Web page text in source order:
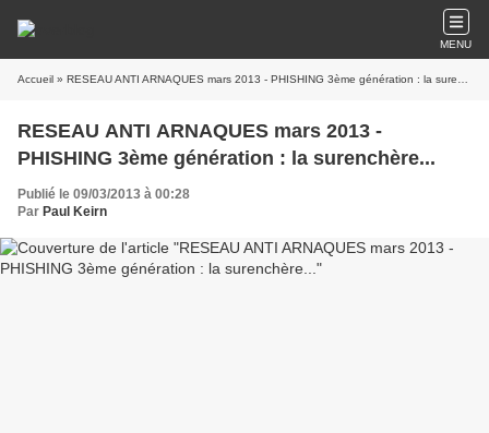
MENU
Accueil » RESEAU ANTI ARNAQUES mars 2013 - PHISHING 3ème génération : la surenchère...
RESEAU ANTI ARNAQUES mars 2013 -
PHISHING 3ème génération : la surenchère...
Publié le 09/03/2013 à 00:28
Par Paul Keirn